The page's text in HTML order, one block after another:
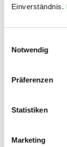
Einverständnis.
Notwendig
Präferenzen
Statistiken
Marketing